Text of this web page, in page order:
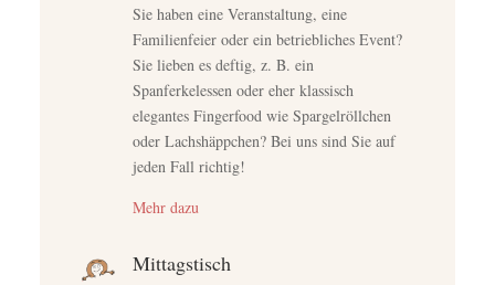
Sie haben eine Veranstaltung, eine
Familienfeier oder ein betriebliches Event?
Sie lieben es deftig, z. B. ein
Spanferkelessen oder eher klassisch
elegantes Fingerfood wie Spargelröllchen
oder Lachshäppchen? Bei uns sind Sie auf
jeden Fall richtig!
Mehr dazu
Mittagstisch